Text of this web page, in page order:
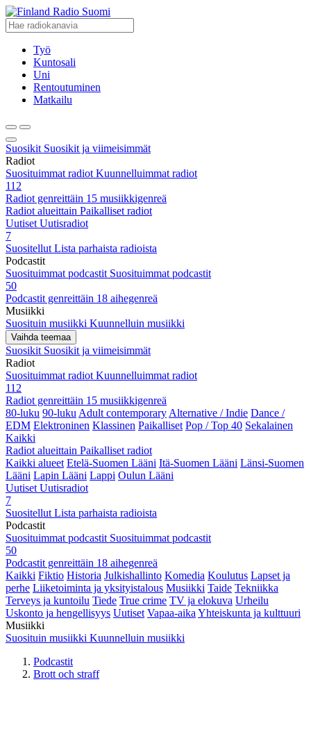
Radio Suomi
Työ
Kuntosali
Uni
Rentoutuminen
Matkailu
Suosikit Suosikit ja viimeisimmät
Radiot
Suosituimmat radiot Kuunnelluimmat radiot
112
Radiot genreittäin 15 musiikkigenreä
Radiot alueittain Paikalliset radiot
Uutiset Uutisradiot
7
Suositellut Lista parhaista radioista
Podcastit
Suosituimmat podcastit Suosituimmat podcastit
50
Podcastit genreittäin 18 aihegenreä
Musiikki
Suosituin musiikki Kuunnelluin musiikki
Vaihda teemaa
Suosikit Suosikit ja viimeisimmät
Radiot
Suosituimmat radiot Kuunnelluimmat radiot
112
Radiot genreittäin 15 musiikkigenreä
80-luku 90-luku Adult contemporary Alternative / Indie Dance /
EDM Elektroninen Klassinen Paikalliset Pop / Top 40 Sekalainen
Kaikki
Radiot alueittain Paikalliset radiot
Kaikki alueet Etelä-Suomen Lääni Itä-Suomen Lääni Länsi-Suomen
Lääni Lapin Lääni Lappi Oulun Lääni
Uutiset Uutisradiot
7
Suositellut Lista parhaista radioista
Podcastit
Suosituimmat podcastit Suosituimmat podcastit
50
Podcastit genreittäin 18 aihegenreä
Kaikki Fiktio Historia Julkishallinto Komedia Koulutus Lapset ja
perhe Liiketoiminta ja yksityistalous Musiikki Taide Tekniikka
Terveys ja kuntoilu Tiede True crime TV ja elokuva Urheilu
Uskonto ja hengellisyys Uutiset Vapaa-aika Yhteiskunta ja kulttuuri
Musiikki
Suosituin musiikki Kuunnelluin musiikki
Podcastit
Brott och straff